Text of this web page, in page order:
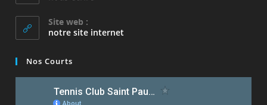
application
Site web :
notre site internet
Nos Courts